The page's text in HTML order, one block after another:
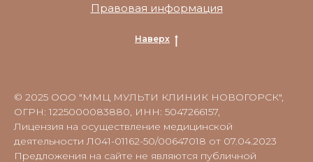
Правовая информация
Наверх
© 2025 ООО "ММЦ МУЛЬТИ КЛИНИК НОВОГОРСК",
ОГРН: 1225000083880, ИНН: 5047266157,
Лицензия на осуществление медицинской
деятельности Л041-01162-50/00647018 от 07.04.2023
Предложения на сайте не являются публичной